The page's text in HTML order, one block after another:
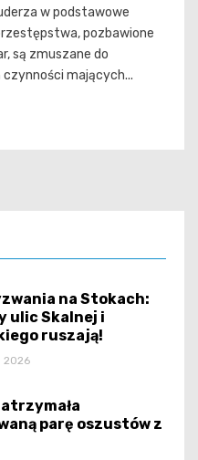
w podstawowe
pozbawione
są zmuszane do
mających...
na Stokach:
ulic Skalnej i
ruszają!
2026
parę oszustów z